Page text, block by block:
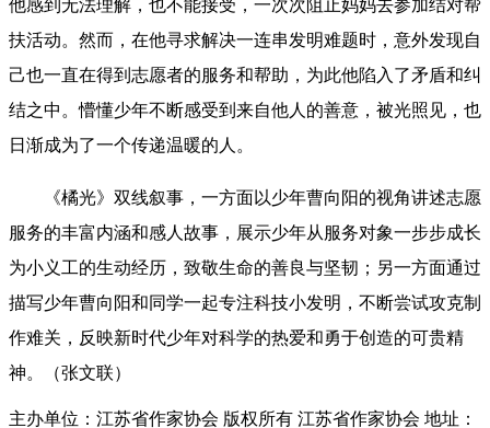
他感到无法理解，也不能接受，一次次阻止妈妈去参加结对帮
扶活动。然而，在他寻求解决一连串发明难题时，意外发现自
己也一直在得到志愿者的服务和帮助，为此他陷入了矛盾和纠
结之中。懵懂少年不断感受到来自他人的善意，被光照见，也
日渐成为了一个传递温暖的人。
《橘光》双线叙事，一方面以少年曹向阳的视角讲述志愿
服务的丰富内涵和感人故事，展示少年从服务对象一步步成长
为小义工的生动经历，致敬生命的善良与坚韧；另一方面通过
描写少年曹向阳和同学一起专注科技小发明，不断尝试攻克制
作难关，反映新时代少年对科学的热爱和勇于创造的可贵精
神。（张文联）
主办单位：江苏省作家协会 版权所有 江苏省作家协会 地址：